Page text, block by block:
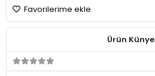
Favorilerime ekle
Ürün